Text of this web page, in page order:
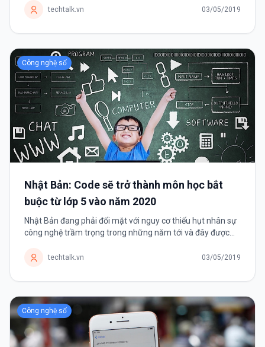
năm 1997) hiện là...
techtalk.vn 03/05/2019
Công nghệ số
Nhật Bản: Code sẽ trở thành môn học bắt
buộc từ lớp 5 vào năm 2020
Nhật Bản đang phải đối mặt với nguy cơ thiếu hụt nhân sự
công nghệ trầm trọng trong những năm tới và đây được
sẽ trở...techtalk.vn 03/05/2019
Công nghệ số